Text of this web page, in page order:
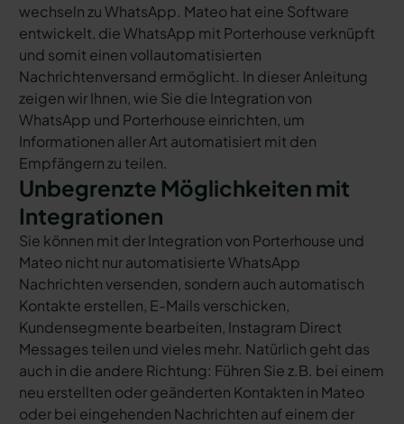
wechseln zu WhatsApp. Mateo hat eine Software
entwickelt, die WhatsApp mit Porterhouse verknüpft
und somit einen vollautomatisierten
Nachrichtenversand ermöglicht. In dieser Anleitung
zeigen wir Ihnen, wie Sie die Integration von
WhatsApp und Porterhouse einrichten, um
Informationen aller Art automatisiert mit den
Empfängern zu teilen.
Unbegrenzte Möglichkeiten mit
Integrationen
Sie können mit der Integration von Porterhouse und
Mateo nicht nur automatisierte WhatsApp
Nachrichten versenden, sondern auch automatisch
Kontakte erstellen, E-Mails verschicken,
Kundensegmente bearbeiten, Instagram Direct
Messages teilen und vieles mehr. Natürlich geht das
auch in die andere Richtung: Führen Sie z.B. bei einem
neu erstellten oder geänderten Kontakten in Mateo
oder bei eingehenden Nachrichten auf einem der